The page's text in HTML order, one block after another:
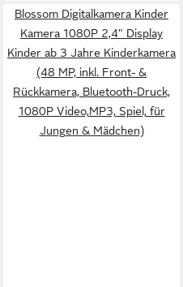
Blossom Digitalkamera Kinder
Kamera 1080P 2,4" Display
Kinder ab 3 Jahre Kinderkamera
(48 MP, inkl. Front- &
Rückkamera, Bluetooth-Druck,
1080P Video,MP3, Spiel, für
Jungen & Mädchen)